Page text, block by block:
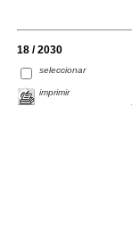
18 / 2030
seleccionar
imprimir